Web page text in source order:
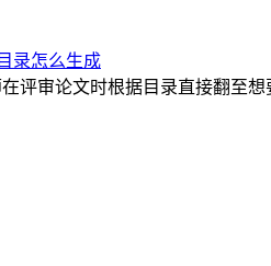
录怎么生成
评审论文时根据目录直接翻至